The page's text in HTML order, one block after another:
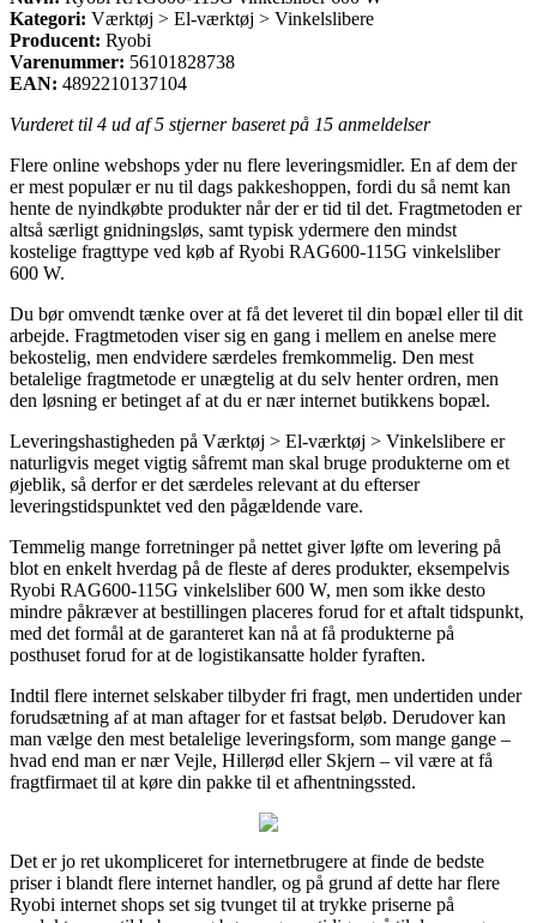
Kategori: Værktøj > El-værktøj > Vinkelslibere
Producent: Ryobi
Varenummer: 56101828738
EAN: 4892210137104
Vurderet til 4 ud af 5 stjerner baseret på 15 anmeldelser
Flere online webshops yder nu flere leveringsmidler. En af dem der
er mest populær er nu til dags pakkeshoppen, fordi du så nemt kan
hente de nyindkøbte produkter når der er tid til det. Fragtmetoden er
altså særligt gnidningsløs, samt typisk ydermere den mindst
kostelige fragttype ved køb af Ryobi RAG600-115G vinkelsliber
600 W.
Du bør omvendt tænke over at få det leveret til din bopæl eller til dit
arbejde. Fragtmetoden viser sig en gang i mellem en anelse mere
bekostelig, men endvidere særdeles fremkommelig. Den mest
betalelige fragtmetode er unægtelig at du selv henter ordren, men
den løsning er betinget af at du er nær internet butikkens bopæl.
Leveringshastigheden på Værktøj > El-værktøj > Vinkelslibere er
naturligvis meget vigtig såfremt man skal bruge produkterne om et
øjeblik, så derfor er det særdeles relevant at du efterser
leveringstidspunktet ved den pågældende vare.
Temmelig mange forretninger på nettet giver løfte om levering på
blot en enkelt hverdag på de fleste af deres produkter, eksempelvis
Ryobi RAG600-115G vinkelsliber 600 W, men som ikke desto
mindre påkræver at bestillingen placeres forud for et aftalt tidspunkt,
med det formål at de garanteret kan nå at få produkterne på
posthuset forud for at de logistikansatte holder fyraften.
Indtil flere internet selskaber tilbyder fri fragt, men undertiden under
forudsætning af at man aftager for et fastsat beløb. Derudover kan
man vælge den mest betalelige leveringsform, som mange gange –
hvad end man er nær Vejle, Hillerød eller Skjern – vil være at få
fragtfirmaet til at køre din pakke til et afhentningssted.
Det er jo ret ukompliceret for internetbrugere at finde de bedste
priser i blandt flere internet handler, og på grund af dette har flere
Ryobi internet shops set sig tvunget til at trykke priserne på